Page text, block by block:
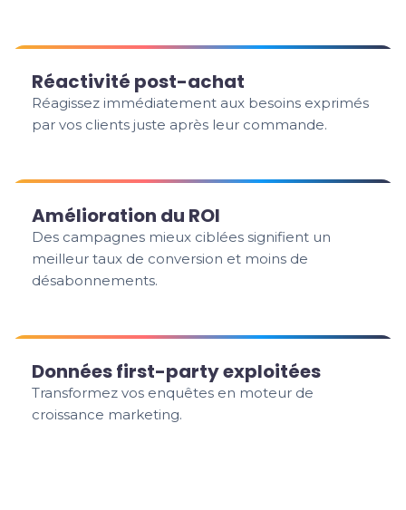
Réactivité post-achat
Réagissez immédiatement aux besoins exprimés
par vos clients juste après leur commande.
Amélioration du ROI
Des campagnes mieux ciblées signifient un
meilleur taux de conversion et moins de
désabonnements.
Données first-party exploitées
Transformez vos enquêtes en moteur de
croissance marketing.